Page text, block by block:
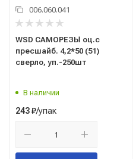
006.060.041
WSD САМОРЕЗЫ оц.с
пресшайб. 4,2*50 (51)
сверло, уп.-250шт
В наличии
243₽/упак